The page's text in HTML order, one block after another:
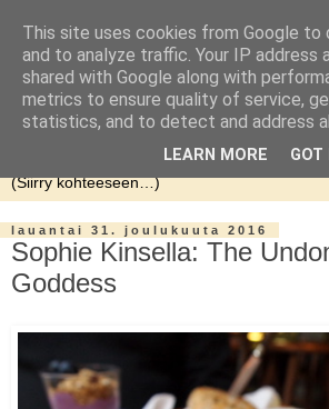
lauantai 31. joulukuuta 2016
Sophie Kinsella: The
Goddess
This site uses cookies from Google to
and to analyze traffic. Your IP address
shared with Google along with
metrics to ensure quality of service,
statistics, and to detect and address
LEARN MORE GOT